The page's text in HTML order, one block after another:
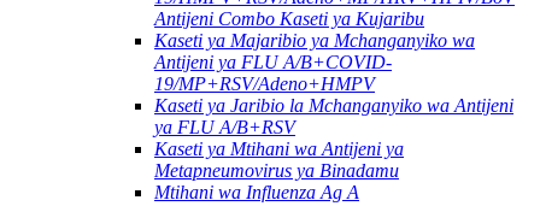
Antijeni Combo Kaseti ya Kujaribu
Kaseti ya Majaribio ya Mchanganyiko wa
Antijeni ya FLU A/B+COVID-
19/MP+RSV/Adeno+HMPV
Kaseti ya Jaribio la Mchanganyiko wa Antijeni
ya FLU A/B+RSV
Kaseti ya Mtihani wa Antijeni ya
Metapneumovirus ya Binadamu
Mtihani wa Influenza Ag A